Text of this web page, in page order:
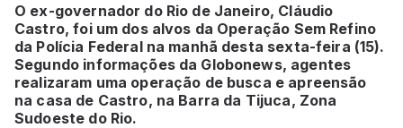
O ex-governador do Rio de Janeiro, Cláudio
Castro, foi um dos alvos da Operação Sem Refino
da Polícia Federal na manhã desta sexta-feira (15).
Segundo informações da Globonews, agentes
realizaram uma operação de busca e apreensão
na casa de Castro, na Barra da Tijuca, Zona
Sudoeste do Rio.